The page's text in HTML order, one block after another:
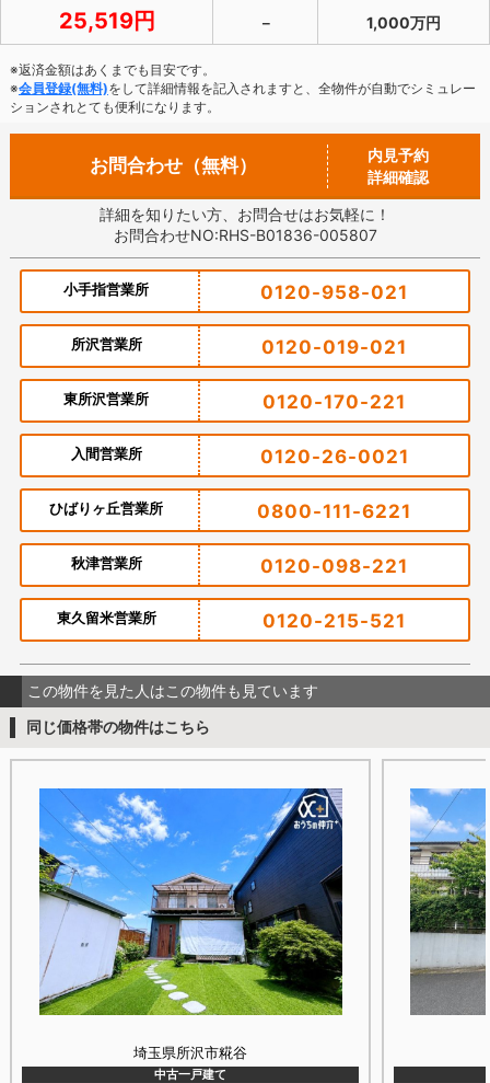
25,519円 － 1,000万円
※返済金額はあくまでも目安です。
※会員登録(無料)をして詳細情報を記入されますと、全物件が自動でシミュレー
ションされとても便利になります。
お問合わせ（無料）
内見予約
詳細確認
詳細を知りたい方、お問合せはお気軽に！
お問合わせNO:RHS-B01836-005807
小手指営業所 0120-958-021
所沢営業所 0120-019-021
東所沢営業所 0120-170-221
入間営業所 0120-26-0021
ひばりヶ丘営業所 0800-111-6221
秋津営業所 0120-098-221
東久留米営業所 0120-215-521
この物件を見た人はこの物件も見ています
同じ価格帯の物件はこちら
埼玉県所沢市糀谷
中古一戸建て